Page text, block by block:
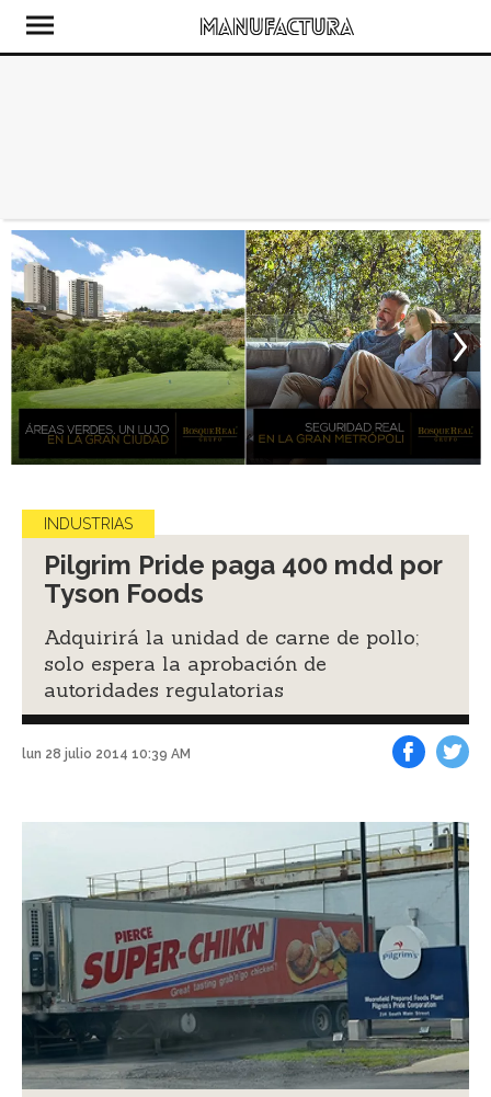
INDUSTRIAS
Pilgrim Pride paga 400 mdd por
Tyson Foods
Adquirirá la unidad de carne de pollo;
solo espera la aprobación de
autoridades regulatorias
lun 28 julio 2014 10:39 AM